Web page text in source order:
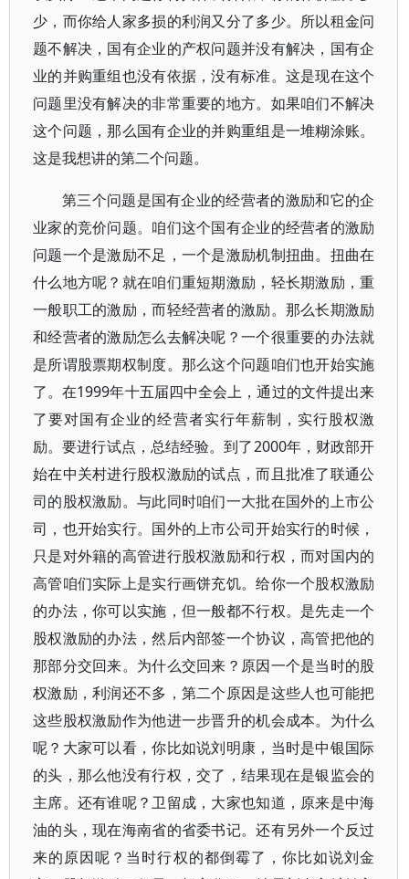
少，而你给人家多损的利润又分了多少。所以租金问
题不解决，国有企业的产权问题并没有解决，国有企
业的并购重组也没有依据，没有标准。这是现在这个
问题里没有解决的非常重要的地方。如果咱们不解决
这个问题，那么国有企业的并购重组是一堆糊涂账。
这是我想讲的第二个问题。
第三个问题是国有企业的经营者的激励和它的企
业家的竞价问题。咱们这个国有企业的经营者的激励
问题一个是激励不足，一个是激励机制扭曲。扭曲在
什么地方呢？就在咱们重短期激励，轻长期激励，重
一般职工的激励，而轻经营者的激励。那么长期激励
和经营者的激励怎么去解决呢？一个很重要的办法就
是所谓股票期权制度。那么这个问题咱们也开始实施
了。在1999年十五届四中全会上，通过的文件提出来
了要对国有企业的经营者实行年薪制，实行股权激
励。要进行试点，总结经验。到了2000年，财政部开
始在中关村进行股权激励的试点，而且批准了联通公
司的股权激励。与此同时咱们一大批在国外的上市公
司，也开始实行。国外的上市公司开始实行的时候，
只是对外籍的高管进行股权激励和行权，而对国内的
高管咱们实际上是实行画饼充饥。给你一个股权激励
的办法，你可以实施，但一般都不行权。是先走一个
股权激励的办法，然后内部签一个协议，高管把他的
那部分交回来。为什么交回来？原因一个是当时的股
权激励，利润还不多，第二个原因是这些人也可能把
这些股权激励作为他进一步晋升的机会成本。为什么
呢？大家可以看，你比如说刘明康，当时是中银国际
的头，那么他没有行权，交了，结果现在是银监会的
主席。还有谁呢？卫留成，大家也知道，原来是中海
油的头，现在海南省的省委书记。还有另外一个反过
来的原因呢？当时行权的都倒霉了，你比如说刘金